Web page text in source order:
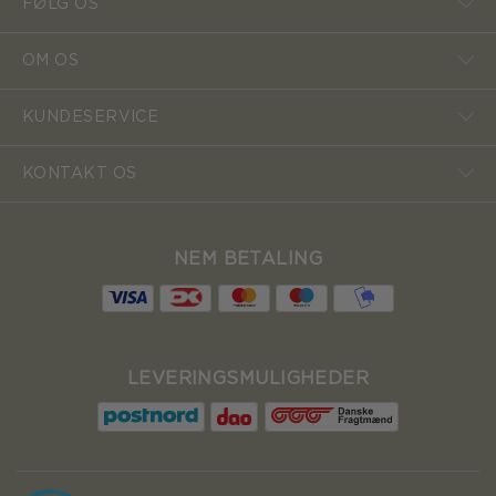
FØLG OS
OM OS
KUNDESERVICE
KONTAKT OS
NEM BETALING
LEVERINGSMULIGHEDER